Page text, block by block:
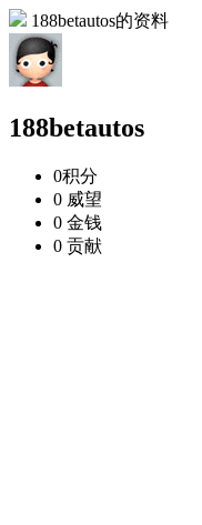
188betautos的资料
188betautos
0积分
0 威望
0 金钱
0 贡献